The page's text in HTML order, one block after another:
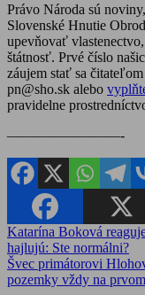
Právo Národa sú
Slovenské Hnutie
upevňovať
štátnosť. Prvé číslo
záujem stať sa
pn@sho.sk alebo
pravidelne
————————-
Navigácia
v
článku
Katarína Boková
hajlujú: Ste normálni?
Švec primátorovi
pozemky vždy na